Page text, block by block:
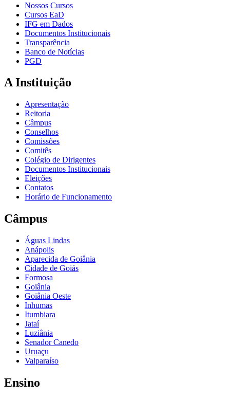
Nossos Cursos
Cursos EaD
IFG em Dados
Documentos Institucionais
Transparência
Banco de Notícias
PGD
A Instituição
Apresentação
Reitoria
Câmpus
Conselhos
Comissões
Comitês
Colégio de Dirigentes
Documentos Institucionais
Eleições
Contatos
Horário de Funcionamento
Câmpus
Águas Lindas
Anápolis
Aparecida de Goiânia
Cidade de Goiás
Formosa
Goiânia
Goiânia Oeste
Inhumas
Itumbiara
Jataí
Luziânia
Senador Canedo
Uruaçu
Valparaíso
Ensino